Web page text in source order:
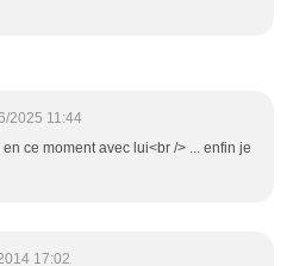
2025 11:44
ce moment avec lui<br /> ... enfin je
17:02